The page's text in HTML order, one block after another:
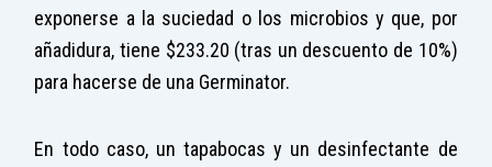
exponerse a la suciedad o los microbios y que, por
añadidura, tiene $233.20 (tras un descuento de 10%)
para hacerse de una Germinator.
En todo caso, un tapabocas y un desinfectante de